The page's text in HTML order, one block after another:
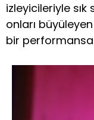
izleyicileriyle
onları
bir performansa